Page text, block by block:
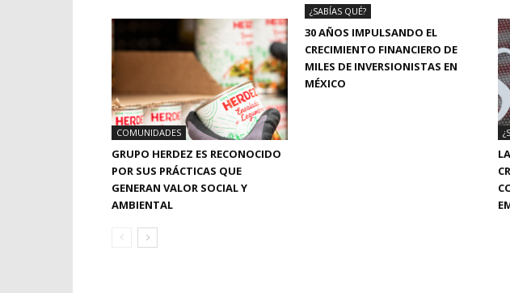
COMUNIDADES
GRUPO HERDEZ ES RECONOCIDO
POR SUS PRÁCTICAS QUE
GENERAN VALOR SOCIAL Y
AMBIENTAL
¿SABÍAS QUÉ?
30 AÑOS IMPULSANDO EL
CRECIMIENTO FINANCIERO DE
MILES DE INVERSIONISTAS EN
MÉXICO